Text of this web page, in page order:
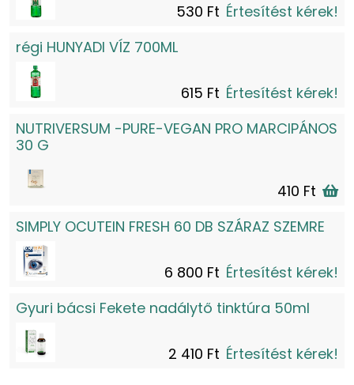
530 Ft Értesítést kérek!
régi HUNYADI VÍZ 700ML
615 Ft Értesítést kérek!
NUTRIVERSUM -PURE-VEGAN PRO MARCIPÁNOS
30 G
410 Ft
SIMPLY OCUTEIN FRESH 60 DB SZÁRAZ SZEMRE
6 800 Ft Értesítést kérek!
Gyuri bácsi Fekete nadálytő tinktúra 50ml
2 410 Ft Értesítést kérek!